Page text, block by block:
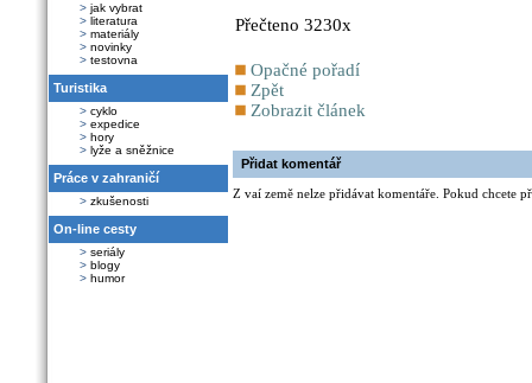
> jak vybrat
> literatura
> materiály
> novinky
> testovna
Turistika
> cyklo
> expedice
> hory
> lyže a sněžnice
Práce v zahraničí
> zkušenosti
On-line cesty
> seriály
> blogy
> humor
Přečteno 3230x
Opačné pořadí
Zpět
Zobrazit článek
Přidat komentář
Z vaí země nelze přidávat komentáře. Pokud chcete